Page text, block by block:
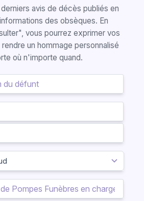
avis de décès publiés en
des obsèques. En
vous pourrez exprimer vos
un hommage personnalisé
où n'importe quand.